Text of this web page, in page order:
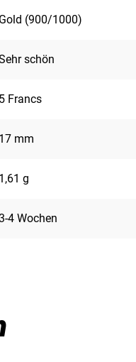
Gold (900/1000)
schön
5 Francs
17 mm
1,61 g
4 Wochen